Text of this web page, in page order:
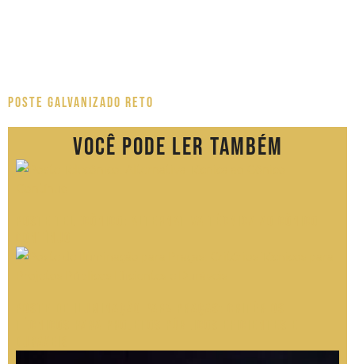
Poste Galvanizado Reto
Você pode ler também